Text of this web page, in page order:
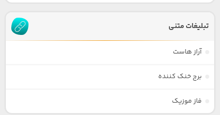
تبلیغات متنی
آراز هاست
برج خنک کننده
فاز موزیک